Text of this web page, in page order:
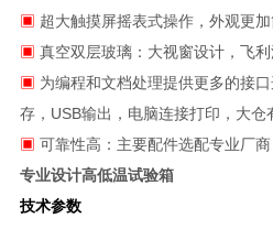
▣ 超大触摸屏摇表式操作，外观更
▣ 真空双层玻璃：大视窗设计，飞
▣ 为编程和文档处理提供更多的接
存，USB输出，电脑连接打印，大仓
▣ 可靠性高：主要配件选配专业厂
专业设计高低温试验箱
技术参数